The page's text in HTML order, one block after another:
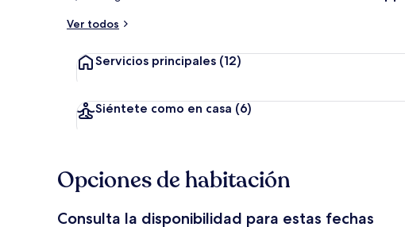
Ver todos
Servicios principales (12)
Siéntete como en casa (6)
Opciones de habitación
Consulta la disponibilidad para estas fechas